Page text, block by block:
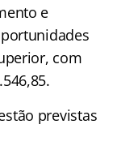
e
com
previstas